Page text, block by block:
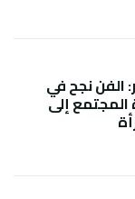
الفن نجح في
المجتمع إلى